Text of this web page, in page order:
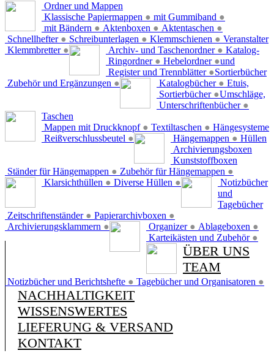
Ordner und Mappen
Klassische Papiermappen ● mit Gummiband ●
mit Bändern ● Aktenboxen ● Aktentaschen ●
Schnellhefter ● Schreibunterlagen ● Klemmschienen ●
Klemmbretter ●
Veranstalter
Archiv- und Taschenordner ●
Ringordner ● Hebelordner ●
Register und Trennblätter ●
Zubehör und Ergänzungen ●
Katalog-
und
Sortierbücher
Katalogbücher ●
Sortierbücher ●
Unterschriftenbücher ●
Etuis,
Umschläge,
Taschen
Mappen mit Druckknopf ● Textiltaschen ●
Reißverschlussbeutel ●
Hängesysteme
Hängemappen ●
Ständer für Hängemappen ● Zubehör für Hängemappen ●
Hüllen
Klarsichthüllen ● Diverse Hüllen ●
Archivierungsboxen
Zeitschriftenständer ● Papierarchivboxen ●
Archivierungsklammern ●
Kunststoffboxen
Organizer ● Ablageboxen ●
Karteikästen und Zubehör ●
Notizbücher
und
Tagebücher
Notizbücher und Berichtshefte ● Tagebücher und Organisatoren ●
ÜBER UNS
TEAM
NACHHALTIGKEIT
WISSENSWERTES
LIEFERUNG & VERSAND
KONTAKT